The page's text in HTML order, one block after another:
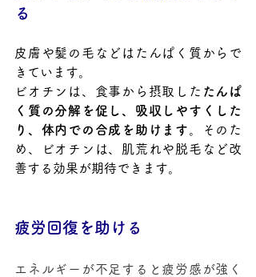
る
皮膚や髪の毛などはたんぱく質からで
きています。
ビオチンは、食事から摂取した たんぱ
く質の分解を促し、吸収しやすくした
り、体内での合成を助けます。そのた
め、ビオチンは、肌荒れや脱毛など改
善する効果が期待できます。
疲労回復を助ける
エネルギーが不足すると疲労感が強く